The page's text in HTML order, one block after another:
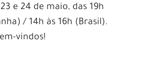
e 24 de maio, das 19h
/ 14h às 16h (Brasil).
vindos!